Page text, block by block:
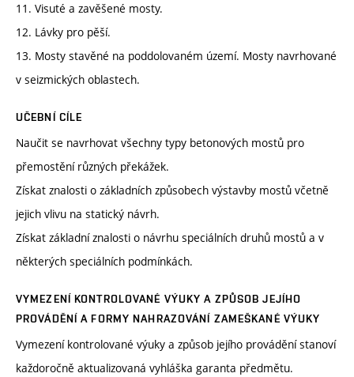
11. Visuté a zavěšené mosty.
12. Lávky pro pěší.
13. Mosty stavěné na poddolovaném území. Mosty navrhované
v seizmických oblastech.
UČEBNÍ CÍLE
Naučit se navrhovat všechny typy betonových mostů pro
přemostění různých překážek.
Získat znalosti o základních způsobech výstavby mostů včetně
jejich vlivu na statický návrh.
Získat základní znalosti o návrhu speciálních druhů mostů a v
některých speciálních podmínkách.
VYMEZENÍ KONTROLOVANÉ VÝUKY A ZPŮSOB JEJÍHO
PROVÁDĚNÍ A FORMY NAHRAZOVÁNÍ ZAMEŠKANÉ VÝUKY
Vymezení kontrolované výuky a způsob jejího provádění stanoví
každoročně aktualizovaná vyhláška garanta předmětu.